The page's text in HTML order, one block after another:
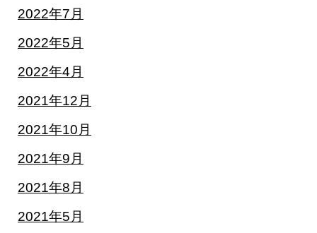
2022年7月
2022年5月
2022年4月
2021年12月
2021年10月
2021年9月
2021年8月
2021年5月